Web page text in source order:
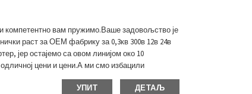
вам пружимо.Ваше задовољство је
раст за ОЕМ фабрику за 0,3кв 300в 12в 24в
јер остајемо са овом линијом око 10
цени и цени.А ми смо избацили
сарађивало са нама.Може...
УПИТ
ДЕТАЉ